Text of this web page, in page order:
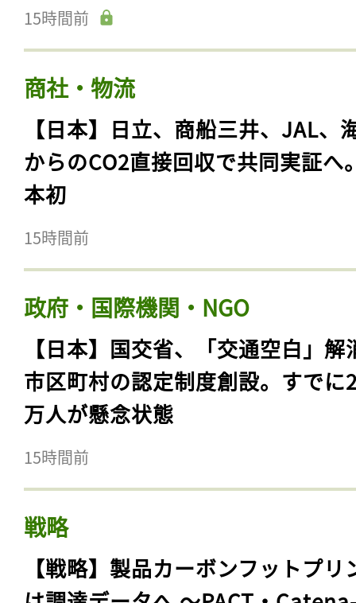
15時間前
商社・物流
【日本】日立、商船三井、JAL、
からのCO2直接回収で共同実証へ
本初
15時間前
政府・国際機関・NGO
【日本】国交省、「交通空白」解
市区町村の認定制度創設。すでに
万人が懸念状態
15時間前
戦略
【戦略】製品カーボンフットプリ